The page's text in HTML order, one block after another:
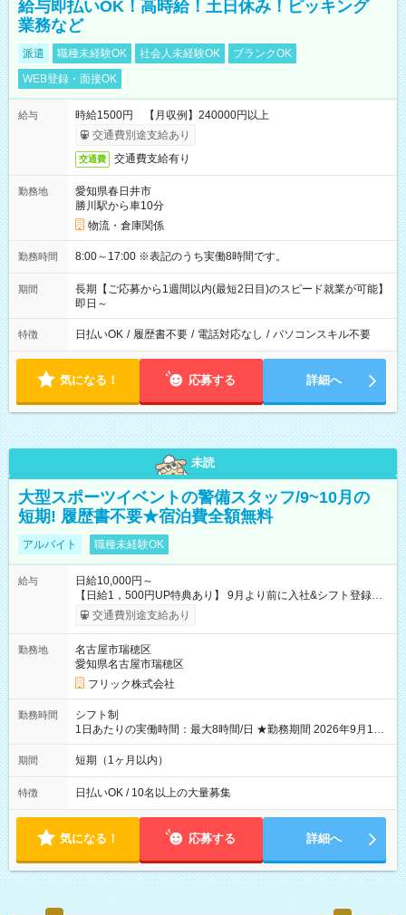
給与即払いOK！高時給！土日休み！ピッキング
業務など
派遣 職種未経験OK 社会人未経験OK
ブランクOK
WEB登録・面接OK
給与
時給1500円 【月収例】240000円以上
交通費別途支給あり
交通費 交通費支給有り
勤務地
愛知県春日井市
勝川駅から車10分
物流・倉庫関係
勤務時間 8:00～17:00 ※表記のうち実働8時間です。
期間
長期【ご応募から1週間以内(最短2日目)のスピード就業が可能】
即日～
特徴 日払いOK / 履歴書不要 / 電話対応なし / パソコンスキル不要
気になる！ 応募する 詳細へ
未読
大型スポーツイベントの警備スタッフ/9~10月の
短期! 履歴書不要★宿泊費全額無料
アルバイト 職種未経験OK
給与
日給10,000円～
【日給1，500円UP特典あり】 9月より前に入社&シフト登録す
ると 期間中(9/16~10/23) の日給がUP! 日給1万1500円でしっか
り稼げます♪ 【試用期間】試用期間なし
交通費別途支給あり
勤務地
名古屋市瑞穂区
愛知県名古屋市瑞穂区
フリック株式会社
勤務時間
シフト制
1日あたりの実働時間：最大8時間/日 ★勤務期間 2026年9月16
日~2026年10月23日 短期勤務OK! 期間中フル勤務できる方優遇
※週3~5日勤務(勤務日数応相談) ※期間前から勤務スタートも可
り ※夜勤シフトあり
期間 短期（1ヶ月以内）
特徴 日払いOK / 10名以上の大量募集
気になる！ 応募する 詳細へ